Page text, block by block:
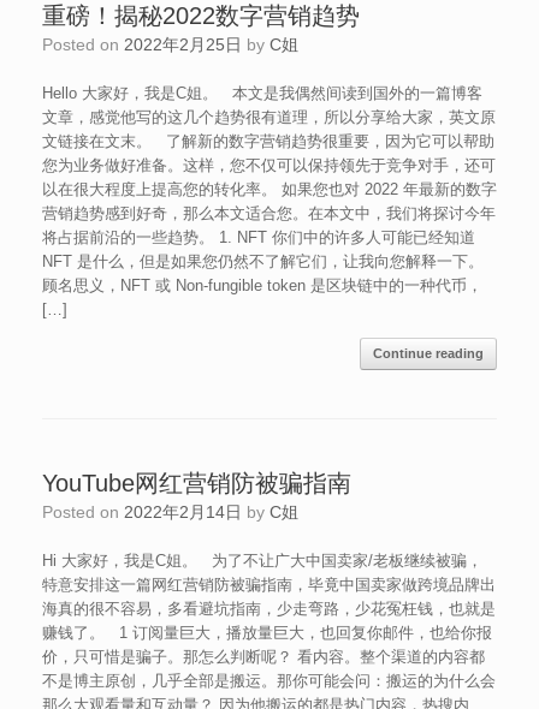
重磅！揭秘2022数字营销趋势
Posted on 2022年2月25日 by C姐
Hello 大家好，我是C姐。 本文是我偶然间读到国外的一篇博客
文章，感觉他写的这几个趋势很有道理，所以分享给大家，英文原
文链接在文末。 了解新的数字营销趋势很重要，因为它可以帮助
您为业务做好准备。这样，您不仅可以保持领先于竞争对手，还可
以在很大程度上提高您的转化率。 如果您也对 2022 年最新的数字
营销趋势感到好奇，那么本文适合您。在本文中，我们将探讨今年
将占据前沿的一些趋势。 1. NFT 你们中的许多人可能已经知道
NFT 是什么，但是如果您仍然不了解它们，让我向您解释一下。
顾名思义，NFT 或 Non-fungible token 是区块链中的一种代币，
[…]
Continue reading
YouTube网红营销防被骗指南
Posted on 2022年2月14日 by C姐
Hi 大家好，我是C姐。 为了不让广大中国卖家/老板继续被骗，
特意安排这一篇网红营销防被骗指南，毕竟中国卖家做跨境品牌出
海真的很不容易，多看避坑指南，少走弯路，少花冤枉钱，也就是
赚钱了。 1 订阅量巨大，播放量巨大，也回复你邮件，也给你报
价，只可惜是骗子。那怎么判断呢？ 看内容。整个渠道的内容都
不是博主原创，几乎全部是搬运。那你可能会问：搬运的为什么会
那么大观看量和互动量？ 因为他搬运的都是热门内容，热搜内